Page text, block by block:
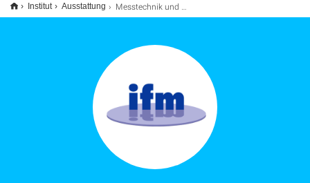
Institut Ausstattung Messtechnik und Analytik